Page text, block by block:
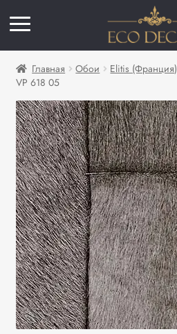
Главная Обои Elitis (Франция)
VP 618 05